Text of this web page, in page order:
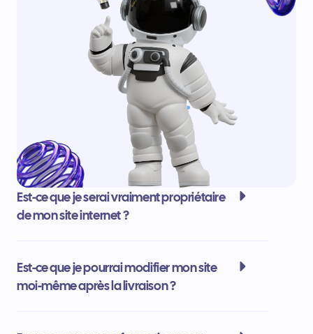
Est-ce que je serai vraiment propriétaire
de mon site internet ?
Est-ce que je pourrai modifier mon site
moi-même après la livraison ?